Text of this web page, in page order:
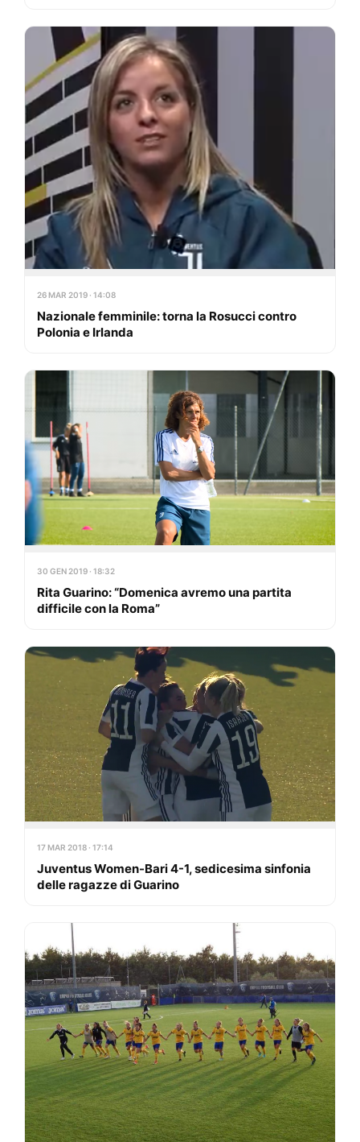
26 MAR 2019 · 14:08
Nazionale femminile: torna la Rosucci contro
Polonia e Irlanda
30 GEN 2019 · 18:32
Rita Guarino: “Domenica avremo una partita
difficile con la Roma”
17 MAR 2018 · 17:14
Juventus Women-Bari 4-1, sedicesima sinfonia
delle ragazze di Guarino